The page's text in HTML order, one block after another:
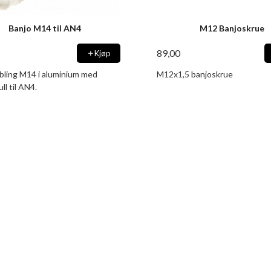
Banjo M14 til AN4
Kjøp
M14 i aluminium med
til AN4.
M12 Banjoskrue
89,00
M12x1,5 banjoskrue